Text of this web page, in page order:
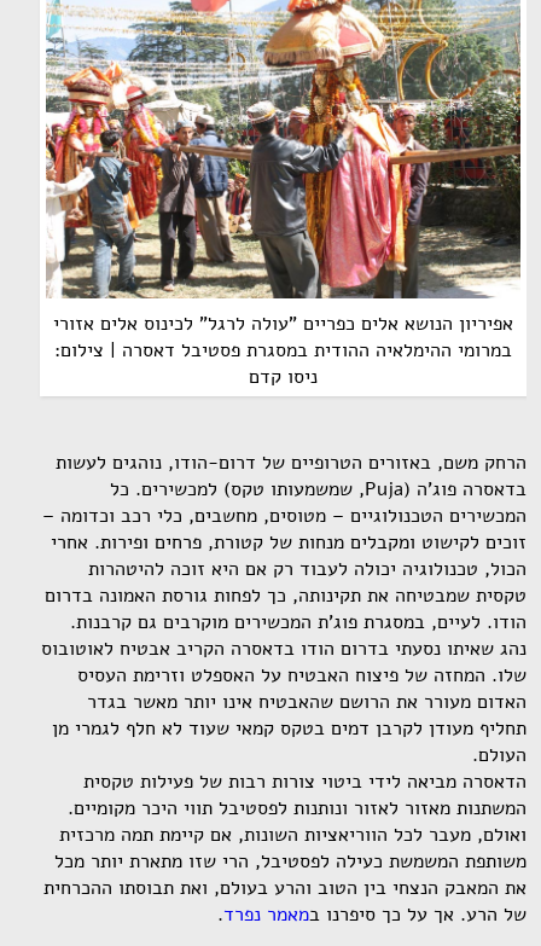
אפיריון הנושא אלים כפריים "עולה לרגל" לכינוס אלים אזורי
במרומי ההימלאיה ההודית במסגרת פסטיבל דאסרה | צילום:
ניסו קדם
הרחק משם, באזורים הטרופיים של דרום-הודו, נוהגים לעשות
בדאסרה פוג'ה (Puja, שמשמעותו טקס) למכשירים. כל
המכשירים הטכנולוגיים – מטוסים, מחשבים, כלי רכב וכדומה –
זוכים לקישוט ומקבלים מנחות של קטורת, פרחים ופירות. אחרי
הכול, טכנולוגיה יכולה לעבוד רק אם היא זוכה להיטהרות
טקסית שמבטיחה את תקינותה, כך לפחות גורסת האמונה בדרום
הודו. לעיים, במסגרת פוג'ת המכשירים מוקרבים גם קרבנות.
נהג שאיתו נסעתי בדרום הודו בדאסרה הקריב אבטיח לאוטובוס
שלו. המחזה של פיצוח האבטיח על האספלט וזרימת העסיס
האדום מעורר את הרושם שהאבטיח אינו יותר מאשר בגדר
תחליף מעודן לקרבן דמים בטקס קמאי שעוד לא חלף לגמרי מן
העולם.
הדאסרה מביאה לידי ביטוי צורות רבות של פעילות טקסית
המשתנות מאזור לאזור ונותנות לפסטיבל תווי היכר מקומיים.
ואולם, מעבר לכל הווריאציות השונות, אם קיימת תמה מרכזית
משותפת המשמשת כעילה לפסטיבל, הרי שזו מתארת יותר מכל
את המאבק הנצחי בין הטוב והרע בעולם, ואת תבוסתו ההכרחית
של הרע. אך על כך סיפרנו במאמר נפרד.